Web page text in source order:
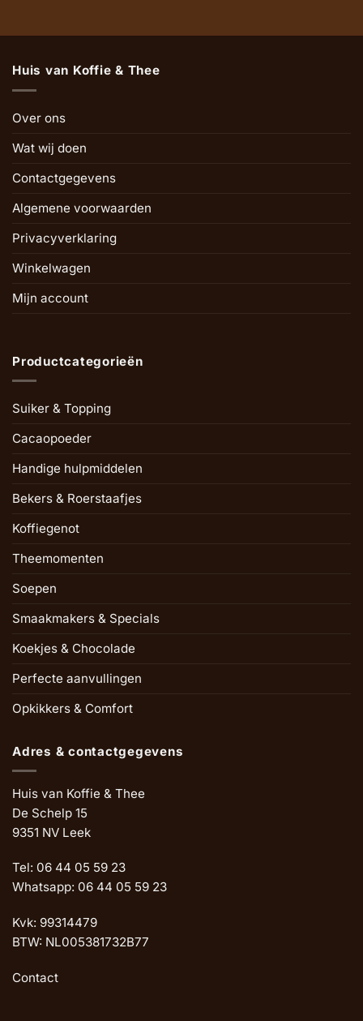
Huis van Koffie & Thee
Over ons
Wat wij doen
Contactgegevens
Algemene voorwaarden
Privacyverklaring
Winkelwagen
Mijn account
Productcategorieën
Suiker & Topping
Cacaopoeder
Handige hulpmiddelen
Bekers & Roerstaafjes
Koffiegenot
Theemomenten
Soepen
Smaakmakers & Specials
Koekjes & Chocolade
Perfecte aanvullingen
Opkikkers & Comfort
Adres & contactgegevens
Huis van Koffie & Thee
De Schelp 15
9351 NV Leek
Tel: 06 44 05 59 23
Whatsapp: 06 44 05 59 23
Kvk: 99314479
BTW: NL005381732B77
Contact